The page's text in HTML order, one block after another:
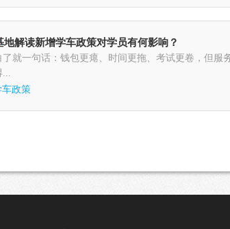
地解读新增学车政策对学员有何影响？
了就一句话：钱包更瘪、时间更拖、考试更卷，但
车政策